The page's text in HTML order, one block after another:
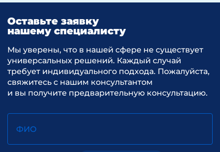
Оставьте заявку
нашему специалисту
Мы уверены, что в нашей сфере не существует
универсальных решений. Каждый случай
требует индивидуального подхода. Пожалуйста,
свяжитесь с нашим консультантом
и вы получите предварительную консультацию.
ФИО